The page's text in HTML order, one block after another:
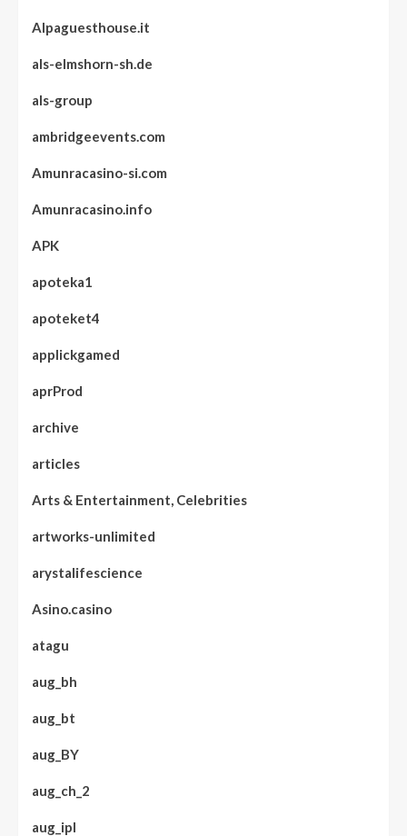
Alpaguesthouse.it
als-elmshorn-sh.de
als-group
ambridgeevents.com
Amunracasino-si.com
Amunracasino.info
APK
apoteka1
apoteket4
applickgamed
aprProd
archive
articles
Arts & Entertainment, Celebrities
artworks-unlimited
arystalifescience
Asino.casino
atagu
aug_bh
aug_bt
aug_BY
aug_ch_2
aug_ipl